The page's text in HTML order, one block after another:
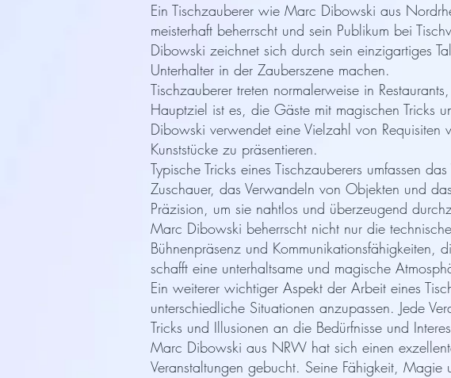
Ein Tischzauberer wie Marc Dibowski aus
meisterhaft beherrscht und sein Publikum bei
Dibowski zeichnet sich durch sein einzigartiges
Unterhalter in der Zauberszene machen.
Tischzauberer treten normalerweise in
Hauptziel ist es, die Gäste mit magischen Tricks
Dibowski verwendet eine Vielzahl von
Kunststücke zu präsentieren.
Typische Tricks eines Tischzauberers umfassen
Zuschauer, das Verwandeln von Objekten und
Präzision, um sie nahtlos und überzeugend
Marc Dibowski beherrscht nicht nur die
Bühnenpräsenz und Kommunikationsfähigkeiten,
schafft eine unterhaltsame und magische
Ein weiterer wichtiger Aspekt der Arbeit eines
unterschiedliche Situationen anzupassen. Jede
Tricks und Illusionen an die Bedürfnisse und
Marc Dibowski aus NRW hat sich einen
Veranstaltungen gebucht. Seine Fähigkeit,